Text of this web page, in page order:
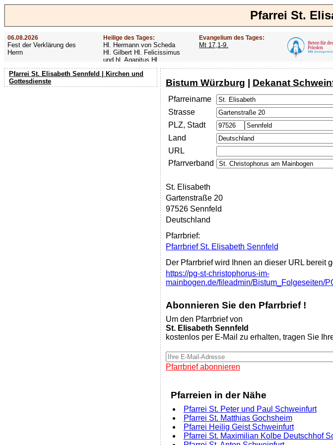
Pfarrei St.
06.08.2026
Fest der Verklärung des
Herrn
Heilige des Tages:
Hl. Hermann von Scheda
Hl. Gilbert Hl. Felicissimus
und hl. Agapitus Hl.
Gezelinus (Gozelin)
Evangelium des Tages:
Mt 17,1-9.
Pfarrei St. Elisabeth Sennfeld | Kirchen und
Gottesdienste
Bistum Würzburg | Dekanat
Pfarreiname
Strasse
PLZ, Stadt
Land
URL
Pfarrverband
St. Elisabeth
Gartenstraße 20
97526 Sennfeld
Deutschland
Pfarrbrief:
Pfarrbrief St. Elisabeth Sennfeld
Der Pfarrbrief wird Ihnen an dieser URL bereit
https://pg-st-christophorus-im-
mainbogen.de/fileadmin/Bistum_Folgeseiten/
Abonnieren Sie den Pfarrbrief !
Um den Pfarrbrief von
St. Elisabeth Sennfeld
kostenlos per E-Mail zu erhalten, tragen Sie
Pfarrbrief abonnieren
Pfarreien in der Nähe
Pfarrei St. Peter und Paul Schweinfurt
Pfarrei St. Matthias Gochsheim
Pfarrei Heilig Geist Schweinfurt
Pfarrei St. Maximilian Kolbe Deutschhof